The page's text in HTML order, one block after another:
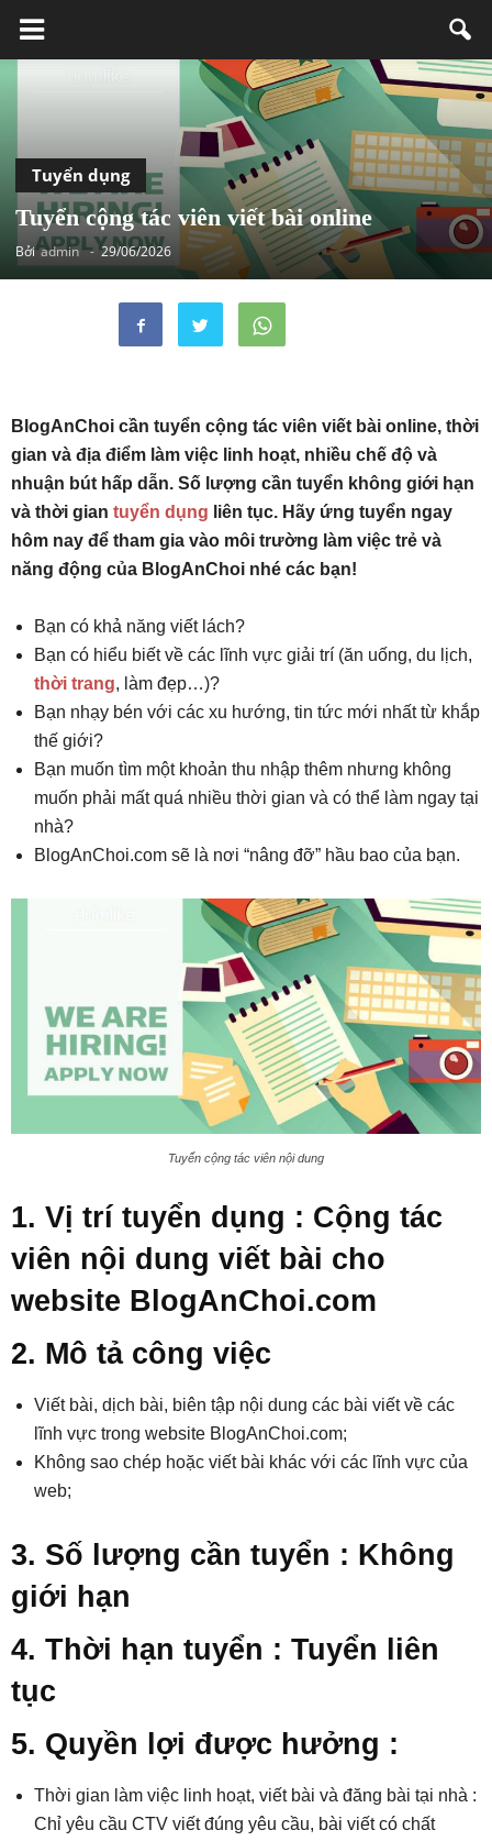
Tuyển dụng
Tuyển cộng tác viên viết bài online
Bởiadmin - 29/06/2026
BlogAnChoi cần tuyển cộng tác viên viết bài online, thời
gian và địa điểm làm việc linh hoạt, nhiều chế độ và
nhuận bút hấp dẫn. Số lượng cần tuyển không giới hạn
và thời gian tuyển dụng liên tục. Hãy ứng tuyển ngay
hôm nay để tham gia vào môi trường làm việc trẻ và
năng động của BlogAnChoi nhé các bạn!
Bạn có khả năng viết lách?
Bạn có hiểu biết về các lĩnh vực giải trí (ăn uống, du lịch,
thời trang, làm đẹp…)?
Bạn nhạy bén với các xu hướng, tin tức mới nhất từ khắp
thế giới?
Bạn muốn tìm một khoản thu nhập thêm nhưng không
muốn phải mất quá nhiều thời gian và có thể làm ngay tại
nhà?
BlogAnChoi.com sẽ là nơi “nâng đỡ” hầu bao của bạn.
Tuyển cộng tác viên nội dung
1. Vị trí tuyển dụng : Cộng tác
viên nội dung viết bài cho
website BlogAnChoi.com
2. Mô tả công việc
Viết bài, dịch bài, biên tập nội dung các bài viết về các
lĩnh vực trong website BlogAnChoi.com;
Không sao chép hoặc viết bài khác với các lĩnh vực của
web;
3. Số lượng cần tuyển : Không
giới hạn
4. Thời hạn tuyển : Tuyển liên
tục
5. Quyền lợi được hưởng :
Thời gian làm việc linh hoạt, viết bài và đăng bài tại nhà :
Chỉ yêu cầu CTV viết đúng yêu cầu, bài viết có chất